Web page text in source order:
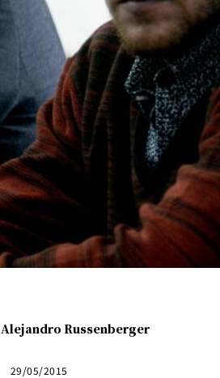
Alejandro Russenberger
29/05/2015